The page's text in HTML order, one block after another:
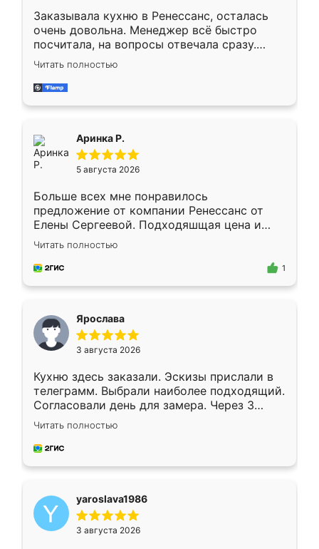
Заказывала кухню в Ренессанс, осталась
очень довольна. Менеджер всё быстро
посчитала, на вопросы отвечала сразу.
Замерщик приехал в субботу, подошёл к
делу со всей ответственностью. Собрали
за день, ребята работали аккуратно, даже
Читать полностью
Аринка Р.
5 августа 2026
Больше всех мне понравилось
предложение от компании Ренессанс от
Елены Сергеевой. Подходяшщая цена и
короткие сроки изготовления. Приехавший
для замера сотрудник Владислав
предложил по моему эскизу самый
Читать полностью
1
Ярослава
3 августа 2026
Кухню здесь заказали. Эскизы прислали в
телеграмм. Выбрали наиболее подходящий.
Согласовали день для замера. Через 3
недели кухня была уже готова. Остались
довольны работой. Спасибо Ренессанс
мебель за качественную работу!
Читать полностью
yaroslava1986
3 августа 2026